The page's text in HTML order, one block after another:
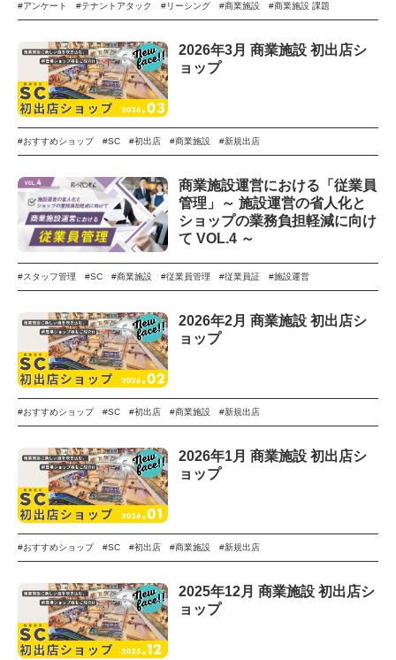
#アンケート #テナントアタック #リーシング #商業施設 #商業施設 課題
2026年3月 商業施設 初出店シ
ョップ
#おすすめショップ #SC #初出店 #商業施設 #新規出店
商業施設運営における「従業員
管理」～ 施設運営の省人化と
ショップの業務負担軽減に向け
て VOL.4 ～
#スタッフ管理 #SC #商業施設 #従業員管理 #従業員証 #施設運営
2026年2月 商業施設 初出店シ
ョップ
#おすすめショップ #SC #初出店 #商業施設 #新規出店
2026年1月 商業施設 初出店シ
ョップ
#おすすめショップ #SC #初出店 #商業施設 #新規出店
2025年12月 商業施設 初出店シ
ョップ